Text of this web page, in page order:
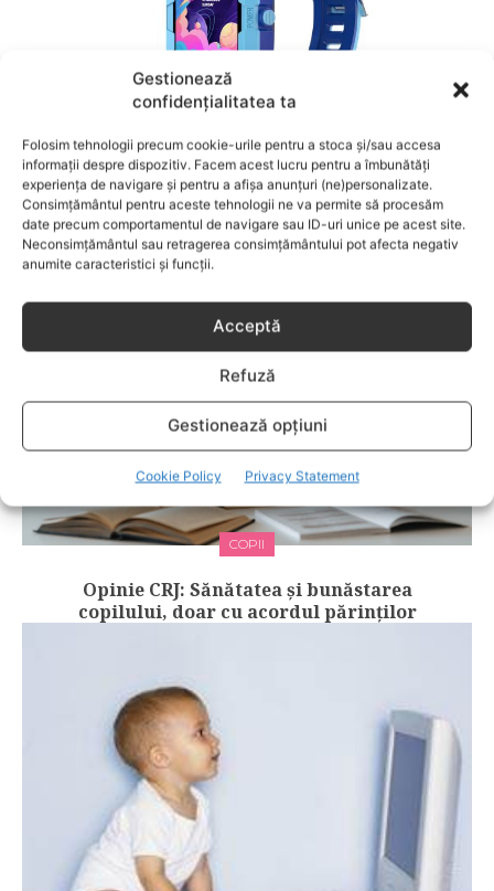
Gestionează
confidențialitatea ta
Folosim tehnologii precum cookie-urile pentru a stoca și/sau accesa
informații despre dispozitiv. Facem acest lucru pentru a îmbunătăți
experiența de navigare și pentru a afișa anunțuri (ne)personalizate.
Consimțământul pentru aceste tehnologii ne va permite să procesăm
date precum comportamentul de navigare sau ID-uri unice pe acest site.
Neconsimțământul sau retragerea consimțământului pot afecta negativ
anumite caracteristici și funcții.
Acceptă
Refuză
Gestionează opțiuni
Cookie Policy Privacy Statement
COPILUL LA SCOALA
Copilul începe școala din toamnă? Cumpără-
i un smartwatch pentru copii de la
Toysforkids.ro!
COPII
Opinie CRJ: Sănătatea și bunăstarea
copilului, doar cu acordul părinților